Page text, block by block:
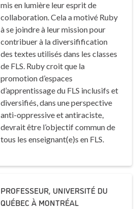
mis en lumière leur esprit de
collaboration. Cela a motivé Ruby
à se joindre à leur mission pour
contribuer à la diversifification
des textes utilisés dans les classes
de FLS. Ruby croit que la
promotion d’espaces
d’apprentissage du FLS inclusifs et
diversifiés, dans une perspective
anti-oppressive et antiraciste,
devrait être l’objectif commun de
tous les enseignant(e)s en FLS.
PROFESSEUR, UNIVERSITÉ DU
QUÉBEC À MONTRÉAL